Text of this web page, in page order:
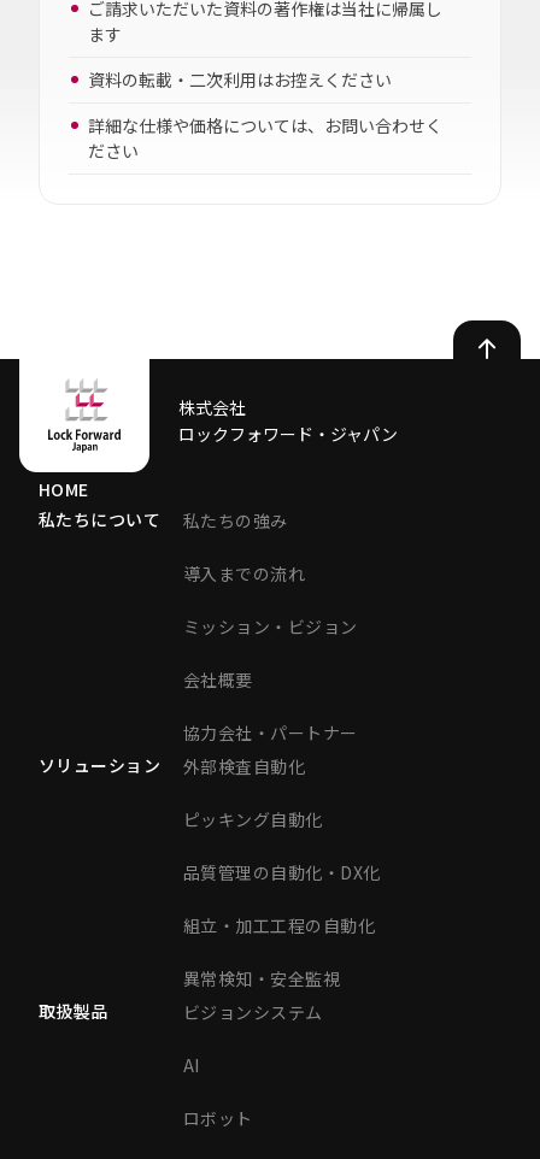
ご請求いただいた資料の著作権は当社に帰属し
ます
資料の転載・二次利用はお控えください
詳細な仕様や価格については、お問い合わせく
ださい
株式会社
ロックフォワード・ジャパン
HOME
私たちについて
私たちの強み
導入までの流れ
ミッション・ビジョン
会社概要
協力会社・パートナー
ソリューション
外部検査自動化
ピッキング自動化
品質管理の自動化・DX化
組立・加工工程の自動化
異常検知・安全監視
取扱製品
ビジョンシステム
AI
ロボット